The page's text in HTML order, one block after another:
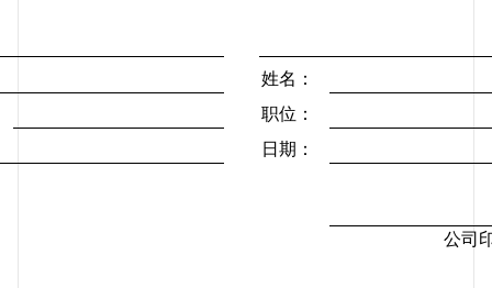
姓名：
职位：
日期：
公司